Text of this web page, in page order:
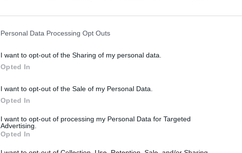
Personal Data Processing Opt Outs
I want to opt-out of the Sharing of my personal data.
Opted In
I want to opt-out of the Sale of my Personal Data.
Opted In
I want to opt-out of processing my Personal Data for Targeted
Advertising.
Opted In